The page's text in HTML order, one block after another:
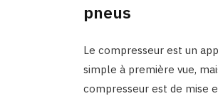
pneus
Le compresseur est un
simple à première vue,
compresseur est de mise